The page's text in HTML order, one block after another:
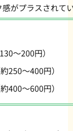
がプラスされて
〜200円）
250〜400円）
400〜600円）